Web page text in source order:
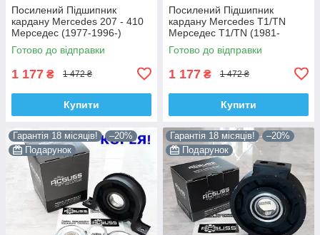
Посилений Підшипник
кардану Mercedes 207 - 410
Мерседес (1977-1996-)
6014101710. Acsuss КОРЕЯ!
Готово до відправки
1 177 ₴ 1 472 ₴
Купити
Посилений Підшипник
кардану Mercedes T1/TN
Мерседес T1/TN (1981-
1995-) 6015860041. Acsuss
КОРЕЯ!
Готово до відправки
1 177 ₴ 1 472 ₴
Купити
Гарантія 18 місяців!
–20%
Подарунок
Гарантія 18 місяців!
–20%
Подарунок